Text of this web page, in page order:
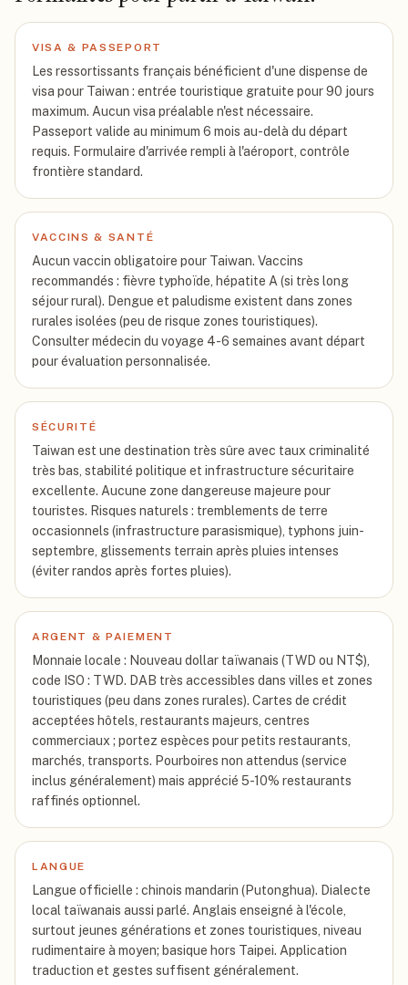
VISA & PASSEPORT
Les ressortissants français bénéficient d'une dispense de
visa pour Taiwan : entrée touristique gratuite pour 90 jours
maximum. Aucun visa préalable n'est nécessaire.
Passeport valide au minimum 6 mois au-delà du départ
requis. Formulaire d'arrivée rempli à l'aéroport, contrôle
frontière standard.
VACCINS & SANTÉ
Aucun vaccin obligatoire pour Taiwan. Vaccins
recommandés : fièvre typhoïde, hépatite A (si très long
séjour rural). Dengue et paludisme existent dans zones
rurales isolées (peu de risque zones touristiques).
Consulter médecin du voyage 4-6 semaines avant départ
pour évaluation personnalisée.
SÉCURITÉ
Taiwan est une destination très sûre avec taux criminalité
très bas, stabilité politique et infrastructure sécuritaire
excellente. Aucune zone dangereuse majeure pour
touristes. Risques naturels : tremblements de terre
occasionnels (infrastructure parasismique), typhons juin-
septembre, glissements terrain après pluies intenses
(éviter randos après fortes pluies).
ARGENT & PAIEMENT
Monnaie locale : Nouveau dollar taïwanais (TWD ou NT$),
code ISO : TWD. DAB très accessibles dans villes et zones
touristiques (peu dans zones rurales). Cartes de crédit
acceptées hôtels, restaurants majeurs, centres
commerciaux ; portez espèces pour petits restaurants,
marchés, transports. Pourboires non attendus (service
inclus généralement) mais apprécié 5-10% restaurants
raffinés optionnel.
LANGUE
Langue officielle : chinois mandarin (Putonghua). Dialecte
local taïwanais aussi parlé. Anglais enseigné à l'école,
surtout jeunes générations et zones touristiques, niveau
rudimentaire à moyen; basique hors Taipei. Application
traduction et gestes suffisent généralement.